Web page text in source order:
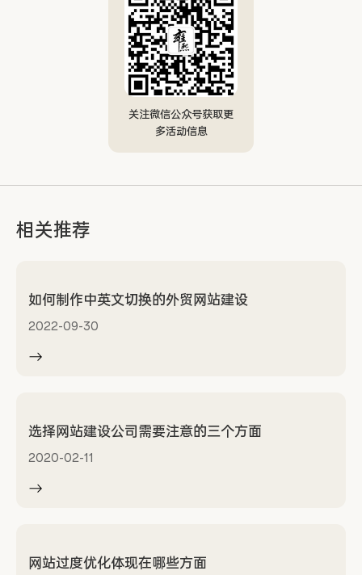
关注微信公众号获取更
多活动信息
相关推荐
如何制作中英文切换的外贸网站建设
2022-09-30
选择网站建设公司需要注意的三个方面
2020-02-11
网站过度优化体现在哪些方面